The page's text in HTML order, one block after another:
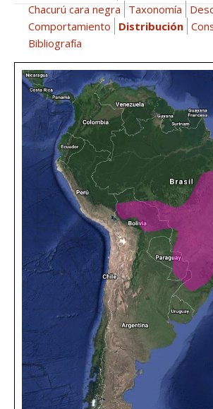
Chacurú cara negra
Taxonomía
Comportamiento
Distribución
Bibliografía